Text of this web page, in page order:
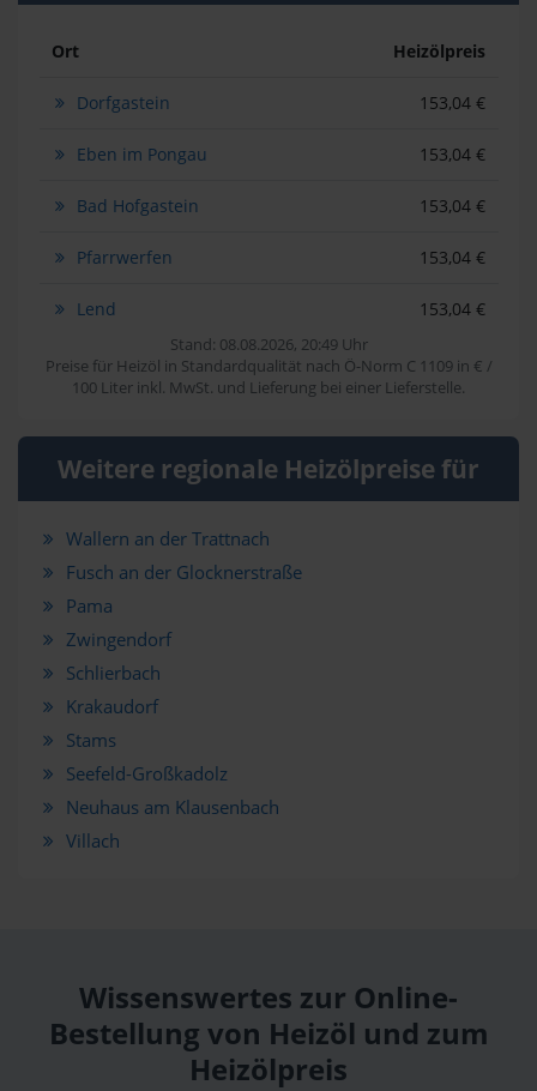
Ort Heizölpreis
Dorfgastein 153,04 €
Eben im Pongau 153,04 €
Bad Hofgastein 153,04 €
Pfarrwerfen 153,04 €
Lend 153,04 €
Stand: 08.08.2026, 20:49 Uhr
Preise für Heizöl in Standardqualität nach Ö-Norm C 1109 in € /
100 Liter inkl. MwSt. und Lieferung bei einer Lieferstelle.
Weitere regionale Heizölpreise für
Wallern an der Trattnach
Fusch an der Glocknerstraße
Pama
Zwingendorf
Schlierbach
Krakaudorf
Stams
Seefeld-Großkadolz
Neuhaus am Klausenbach
Villach
Wissenswertes zur Online-
Bestellung von Heizöl und zum
Heizölpreis